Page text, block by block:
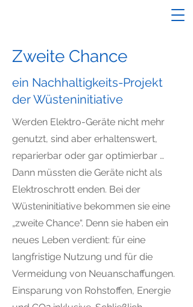
Zweite Chance
ein Nachhaltigkeits-Projekt
der Wüsteninitiative
Werden Elektro-Geräte nicht mehr
genutzt, sind aber erhaltenswert,
reparierbar oder gar optimierbar …
Dann müssten die Geräte nicht als
Elektroschrott enden. Bei der
Wüsteninitiative bekommen sie eine
„zweite Chance“. Denn sie haben ein
neues Leben verdient: für eine
langfristige Nutzung und für die
Vermeidung von Neuanschaffungen.
Einsparung von Rohstoffen, Energie